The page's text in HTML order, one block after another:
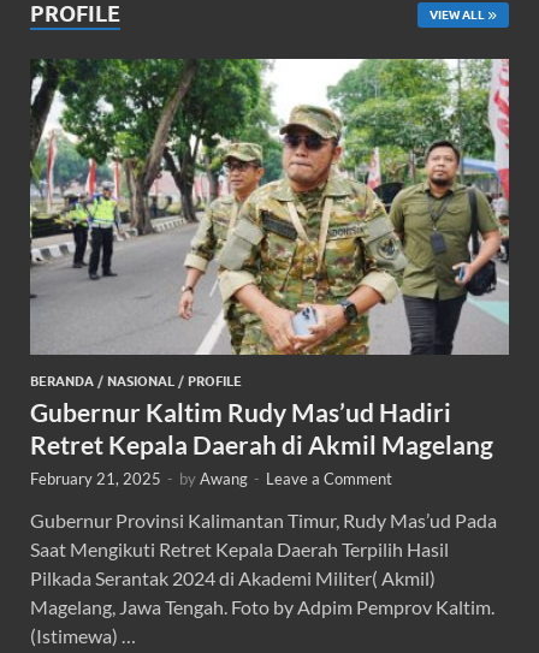
PROFILE VIEW ALL
BERANDA / NASIONAL / PROFILE
Gubernur Kaltim Rudy Mas’ud Hadiri
Retret Kepala Daerah di Akmil Magelang
February 21, 2025 - byAwang - Leave a Comment
Gubernur Provinsi Kalimantan Timur, Rudy Mas’ud Pada
Saat Mengikuti Retret Kepala Daerah Terpilih Hasil
Pilkada Serantak 2024 di Akademi Militer( Akmil)
Magelang, Jawa Tengah. Foto by Adpim Pemprov Kaltim.
(Istimewa) …